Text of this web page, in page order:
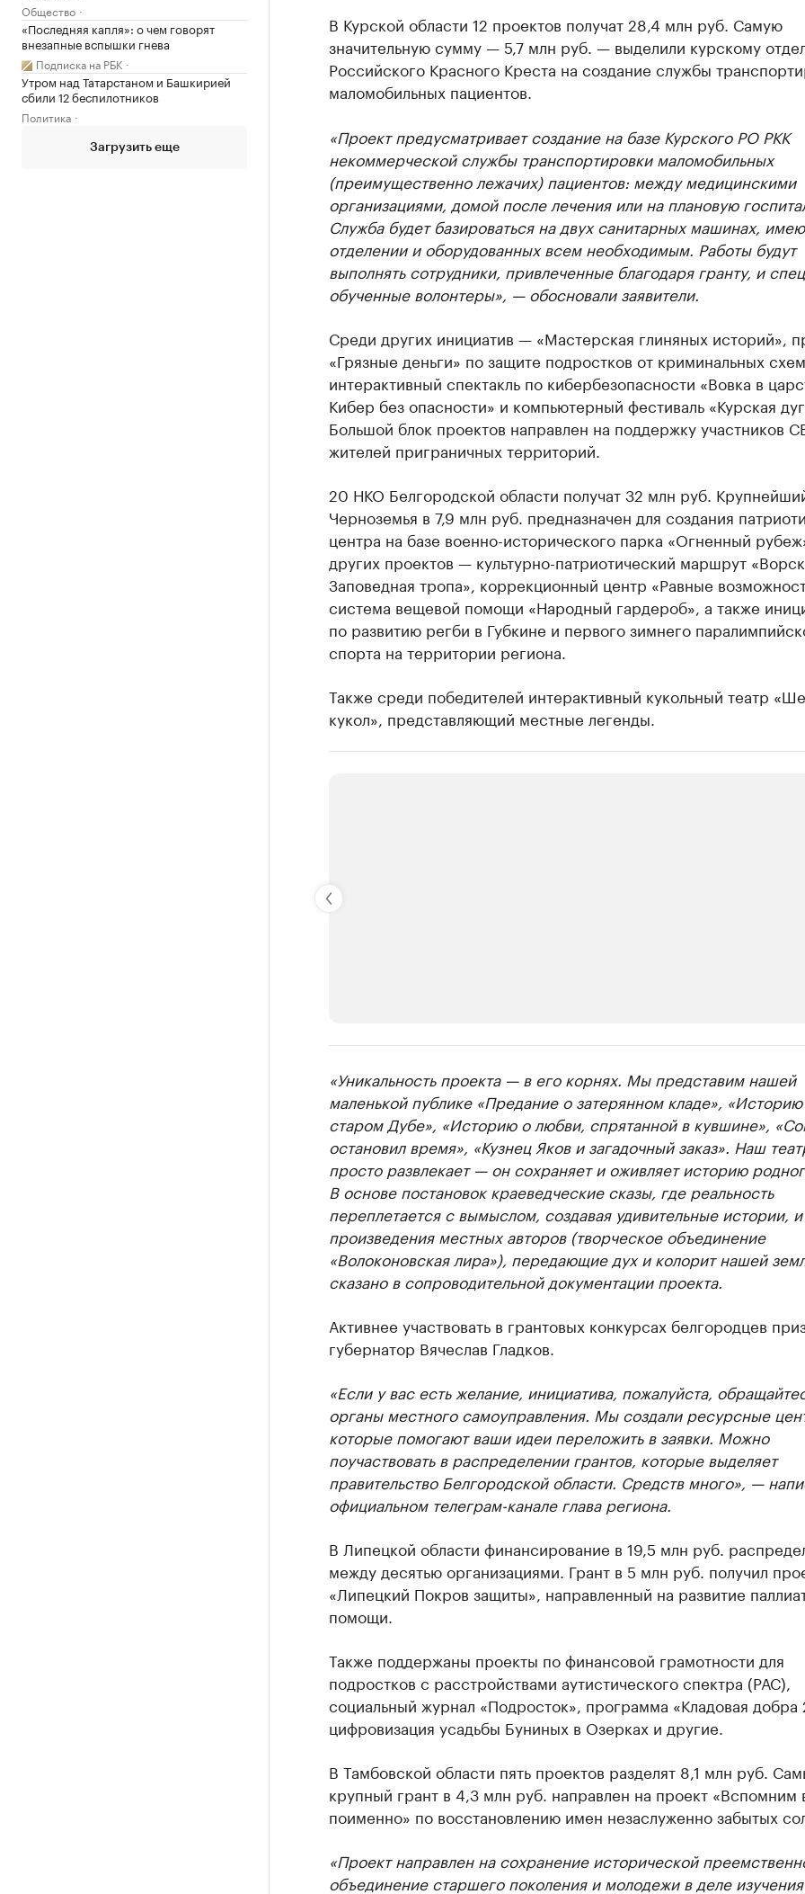
Общество
«Последняя капля»: о чем говорят
внезапные вспышки гнева
Подписка на РБК
Утром над Татарстаном и Башкирией
сбили 12 беспилотников
Политика
Загрузить еще
В Курской области 12 проектов получат 28,4 млн руб. Самую
значительную сумму — 5,7 млн руб. — выделили курскому
Российского Красного Креста на создание службы
маломобильных пациентов.
«Проект предусматривает создание на базе Курского РО РКК
некоммерческой службы транспортировки маломобильных
(преимущественно лежачих) пациентов: между медицинскими
организациями, домой после лечения или на плановую
Служба будет базироваться на двух санитарных машинах,
отделении и оборудованных всем необходимым. Работы будут
выполнять сотрудники, привлеченные благодаря гранту, и
обученные волонтеры», — обосновали заявители.
Среди других инициатив — «Мастерская глиняных историй»,
«Грязные деньги» по защите подростков от криминальных схем,
интерактивный спектакль по кибербезопасности «Вовка в
Кибер без опасности» и компьютерный фестиваль «Курская
Большой блок проектов направлен на поддержку участников
жителей приграничных территорий.
20 НКО Белгородской области получат 32 млн руб.
Черноземья в 7,9 млн руб. предназначен для создания
центра на базе военно-исторического парка «Огненный
других проектов — культурно-патриотический маршрут
Заповедная тропа», коррекционный центр «Равные
система вещевой помощи «Народный гардероб», а также
по развитию регби в Губкине и первого зимнего
спорта на территории региона.
Также среди победителей интерактивный кукольный театр
кукол», представляющий местные легенды.
Делитесь новостями бизнеса на РБК
Управляйте страницей компании и развивайте личные бренды спикеров бизнеса
«Уникальность проекта — в его корнях. Мы представим нашей
маленькой публике «Предание о затерянном кладе»,
старом Дубе», «Историю о любви, спрятанной в кувшине»,
остановил время», «Кузнец Яков и загадочный заказ». Наш
просто развлекает — он сохраняет и оживляет историю
В основе постановок краеведческие сказы, где реальность
переплетается с вымыслом, создавая удивительные истории, и
произведения местных авторов (творческое объединение
«Волоконовская лира»), передающие дух и колорит нашей
сказано в сопроводительной документации проекта.
Активнее участвовать в грантовых конкурсах белгородцев
губернатор Вячеслав Гладков.
«Если у вас есть желание, инициатива, пожалуйста,
органы местного самоуправления. Мы создали ресурсные
которые помогают ваши идеи переложить в заявки. Можно
поучаствовать в распределении грантов, которые выделяет
правительство Белгородской области. Средств много», —
официальном телеграм-канале глава региона.
В Липецкой области финансирование в 19,5 млн руб.
между десятью организациями. Грант в 5 млн руб. получил
«Липецкий Покров защиты», направленный на развитие
помощи.
Также поддержаны проекты по финансовой грамотности для
подростков с расстройствами аутистического спектра (РАС),
социальный журнал «Подросток», программа «Кладовая добра
цифровизация усадьбы Буниных в Озерках и другие.
В Тамбовской области пять проектов разделят 8,1 млн руб.
крупный грант в 4,3 млн руб. направлен на проект «Вспомним
поименно» по восстановлению имен незаслуженно забытых
«Проект направлен на сохранение исторической
объединение старшего поколения и молодежи в деле